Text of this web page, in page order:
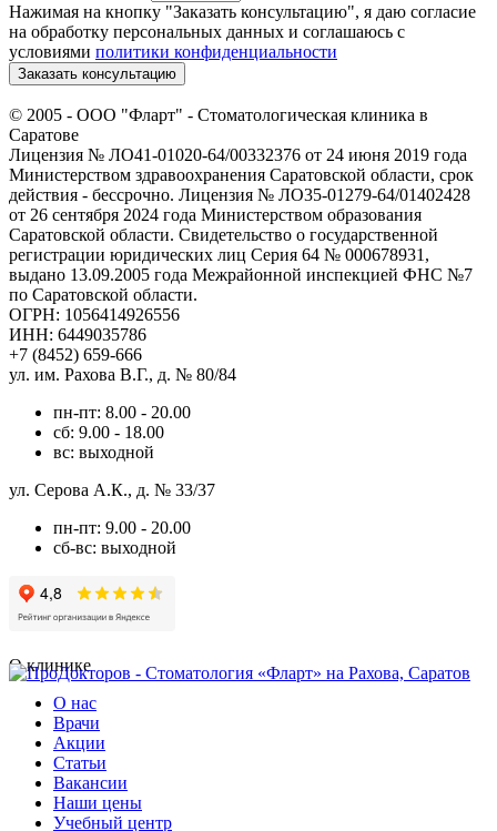
Нажимая на кнопку "Заказать консультацию", я даю согласие
на обработку персональных данных и соглашаюсь c
условиями политики конфиденциальности
Заказать консультацию
© 2005 - ООО "Фларт" - Стоматологическая клиника в
Саратове
Лицензия № ЛО41-01020-64/00332376 от 24 июня 2019 года
Министерством здравоохранения Саратовской области, срок
действия - бессрочно. Лицензия № ЛО35-01279-64/01402428
от 26 сентября 2024 года Министерством образования
Саратовской области. Свидетельство о государственной
регистрации юридических лиц Серия 64 № 000678931,
выдано 13.09.2005 года Межрайонной инспекцией ФНС №7
по Саратовской области.
ОГРН: 1056414926556
ИНН: 6449035786
+7 (8452) 659-666
ул. им. Рахова В.Г., д. № 80/84
пн-пт: 8.00 - 20.00
сб: 9.00 - 18.00
вс: выходной
ул. Серова А.К., д. № 33/37
пн-пт: 9.00 - 20.00
сб-вс: выходной
О клинике
О нас
Врачи
Акции
Статьи
Вакансии
Наши цены
Учебный центр